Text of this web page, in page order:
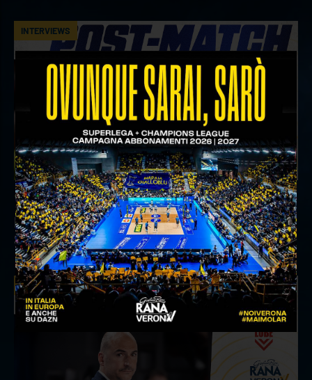
INTERVIEWS
18 aprile 2026
Il commento del ds Lami dopo Gara 4 delle
Semifinali Play Off
INTERVIEWS